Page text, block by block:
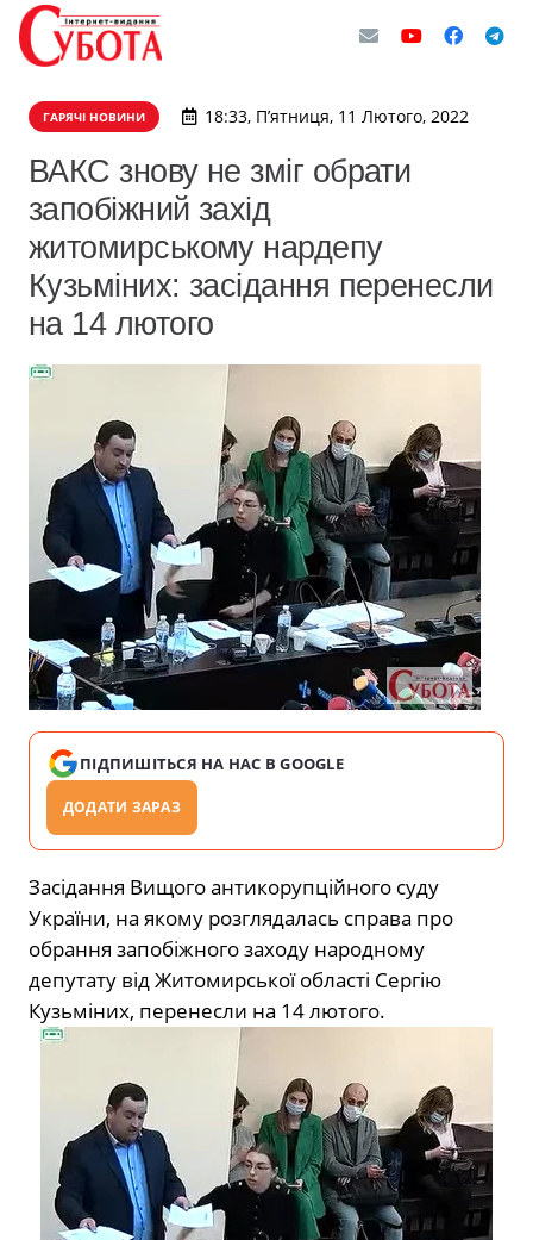
ГАРЯЧІ НОВИНИ 18:33, П’ятниця, 11 Лютого, 2022
​ВАКС знову не зміг обрати
запобіжний захід
житомирському нардепу
Кузьміних: засідання перенесли
на 14 лютого
ПІДПИШІТЬСЯ НА НАС В GOOGLE
ДОДАТИ ЗАРАЗ
Засідання Вищого антикорупційного суду
України, на якому розглядалась справа про
обрання запобіжного заходу народному
депутату від Житомирської області Сергію
Кузьміних, перенесли на 14 лютого.